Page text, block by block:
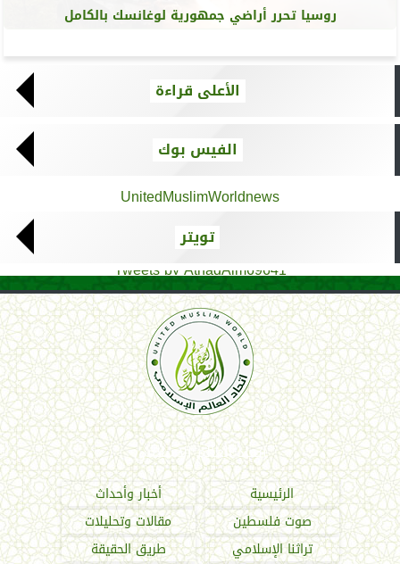
روسيا تحرر أراضي جمهورية لوغانسك بالكامل
الأعلى قراءة
الفيس بوك
UnitedMuslimWorldnews
تويتر
Tweets by AthadAlm69641
اتحاد العالم الإسلامي
الرئيسية
أخبار وأحداث
صوت فلسطين
مقالات وتحليلات
تراثنا الإسلامي
طريق الحقيقة